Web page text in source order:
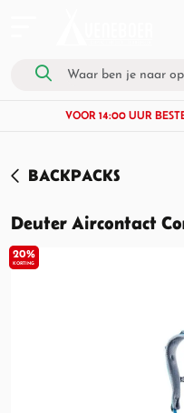
VOOR 14:00 UUR
BACKPACKS
20%
KORTING
Deuter Aircontact